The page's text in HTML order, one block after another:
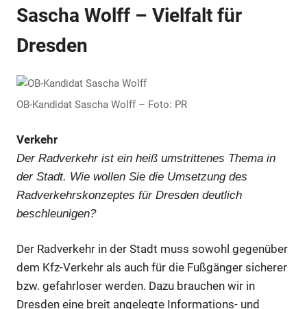
Sascha Wolff – Vielfalt für
Dresden
OB-Kandidat Sascha Wolff – Foto: PR
Verkehr
Der Radverkehr ist ein heiß umstrittenes Thema in
der Stadt. Wie wollen Sie die Umsetzung des
Radverkehrskonzeptes für Dresden deutlich
beschleunigen?
Der Radverkehr in der Stadt muss sowohl gegenüber
dem Kfz-Verkehr als auch für die Fußgänger sicherer
bzw. gefahrloser werden. Dazu brauchen wir in
Dresden eine breit angelegte Informations- und